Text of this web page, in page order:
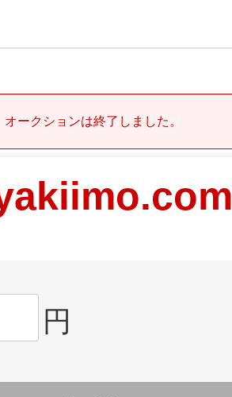
オークションは終了しました。
円